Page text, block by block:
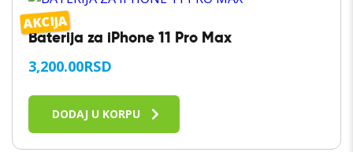
AKCIJA
Baterija za iPhone 11 Pro Max
3,200.00RSD
DODAJ U KORPU